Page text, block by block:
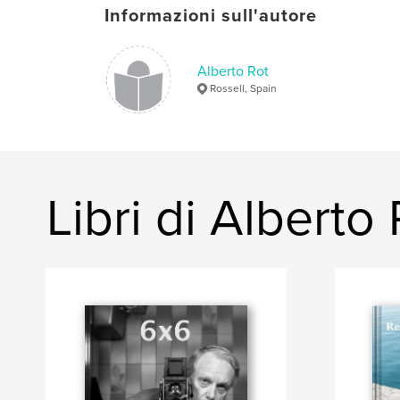
Informazioni sull'autore
Alberto Rot
Rossell, Spain
Libri di Alberto